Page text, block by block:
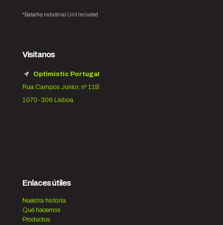
*Batalha Industrial Unit Included
Visítanos
Optimistic Portugal
Rua Campos Júnior, nº 11B
1070-306 Lisboa
Enlaces útiles
Nuestra historia
Qué hacemos
Productos